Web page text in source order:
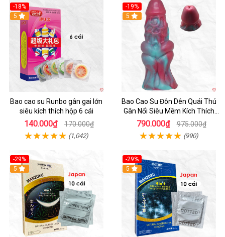
-18%
Hot
5
Bao cao su Runbo gân gai lớn
siêu kích thích hộp 6 cái
140.000₫ 170.000₫
(1,042)
-19%
5
Bao Cao Su Đôn Dên Quái Thú
Gân Nổi Siêu Mềm Kích Thích
Tột Đỉnh
790.000₫ 975.000₫
(990)
-29%
5
-29%
5